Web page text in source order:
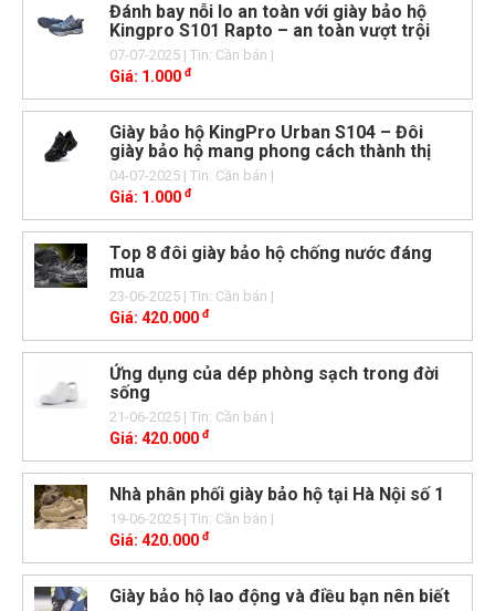
Đánh bay nỗi lo an toàn với giày bảo hộ
Kingpro S101 Rapto – an toàn vượt trội
07-07-2025| Tin: Cần bán |
Giá: 1.000 đ
Giày bảo hộ KingPro Urban S104 – Đôi
giày bảo hộ mang phong cách thành thị
04-07-2025| Tin: Cần bán |
Giá: 1.000 đ
Top 8 đôi giày bảo hộ chống nước đáng
mua
23-06-2025| Tin: Cần bán |
Giá: 420.000 đ
Ứng dụng của dép phòng sạch trong đời
sống
21-06-2025| Tin: Cần bán |
Giá: 420.000 đ
Nhà phân phối giày bảo hộ tại Hà Nội số 1
19-06-2025| Tin: Cần bán |
Giá: 420.000 đ
Giày bảo hộ lao động và điều bạn nên biết